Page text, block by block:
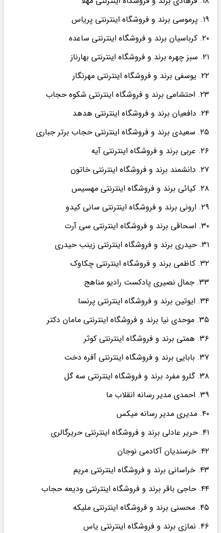
۱۹. پرموسی برند و فروشگاه اینترنتی پریاس
۲۰. کرباسیان برند و فروشگاه اینترنتی ساعده
۲۱. سبز چهره برند و فروشگاه اینترنتی بهارناز
۲۲. یوسفی برند و فروشگاه اینترنتی مهرنگار
۲۳. احتشامی برند و فروشگاه اینترنتی شکوه حجاب
۲۴. دافعیان برند و فروشگاه اینترنتی هدهد
۲۵. سعیدی برند و فروشگاه اینترنتی حجاب برتر جباری
۲۶. عربی برند و فروشگاه اینترنتی آیه
۲۷. دانشمند برند و فروشگاه اینترنتی خاتون
۲۸. کیائی برند و فروشگاه اینترنتی مهسیس
۲۹. ارونی برند و فروشگاه اینترنتی سانی کیدو
۳۰. اسحاقی برند و فروشگاه اینترنتی سی آرت
۳۱. حیدری برند و فروشگاه اینترنتی زینب حیدری
۳۲. کاظمی برند و فروشگاه اینترنتی چکاوک
۳۳. جمال نصیری پادکست رادیو مناهج
۳۴. ایوتین برند و فروشگاه اینترنتی پرنسا
۳۵. موحدی نیا برند و فروشگاه اینترنتی مامان دکتر
۳۶. همتی برند و فروشگاه اینترنتی کوثر
۳۷. بابایی برند و فروشگاه اینترنتی آفره دخت
۳۸. گلرو مفرد برند و فروشگاه اینترنتی سه گل
۳۹. احمدی مدیر رسانه انقلاب ما
۴۰. مدیری مدیر رسانه میکس
۴۱. حریر عادلی برند و فروشگاه اینترنتی حریرگالری
۴۲. خرسندیان آکادمی نوجان
۴۳. خراسانی برند و فروشگاه اینترنتی مریم
۴۴. حاجی باقر برند و فروشگاه اینترنتی ودیعه حجاب
۴۵. محسنی برند و فروشگاه اینترنتی ملیکه
۴۶. نمازی برند و فروشگاه اینترنتی یاس